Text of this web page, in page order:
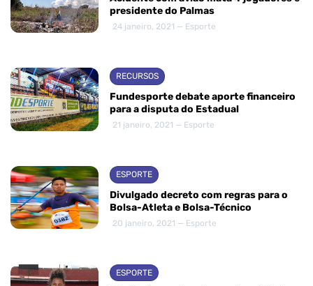
presidente do Palmas
24 janeiro, 2021 — Esporte
RECURSOS
Fundesporte debate aporte financeiro
para a disputa do Estadual
21 janeiro, 2021 — Esporte
ESPORTE
Divulgado decreto com regras para o
Bolsa-Atleta e Bolsa-Técnico
20 janeiro, 2021 — Esporte
ESPORTE